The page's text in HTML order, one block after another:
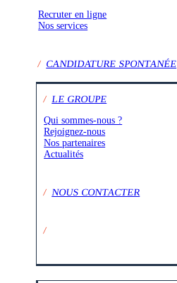
Recruter en ligne
Nos services
/ CANDIDATURE SPONTANÉE
/ LE GROUPE
Qui sommes-nous ?
Rejoignez-nous
Nos partenaires
Actualités
/NOUS CONTACTER
/